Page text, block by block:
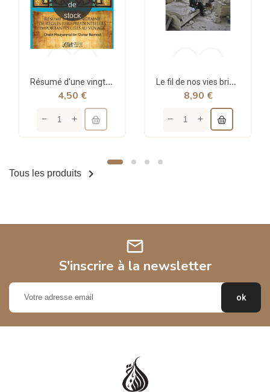
de
stock
Résumé d'une vingtaine de règles jurisprudentielles liées au voyage - Bazmoul - Héritage...
4,50 €
Le fil de nos vies brisées - poche - Cécile Hennion - Points
8,90 €
Tous les produits 
mail
S'inscrire à la newsletter